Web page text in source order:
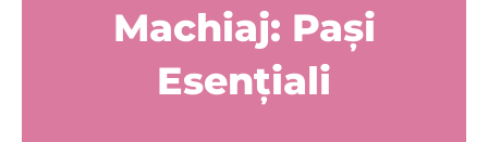
Machiaj: Pași
Esențiali